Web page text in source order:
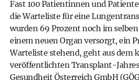
Fast 100 Patientinnen und
die Warteliste für eine
wurden 69 Prozent noch im
einem neuen Organ versorgt, ein
Warteliste stehend, geht aus dem
veröffentlichten Transplant-
Gesundheit Österreich GmbH